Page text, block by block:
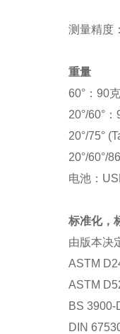
测量精度
重量
60°：90
20°/60°
20°/75°
20°/60°/
电池：
标准化，
由版本决
ASTM
ASTM
BS 3900-
DIN